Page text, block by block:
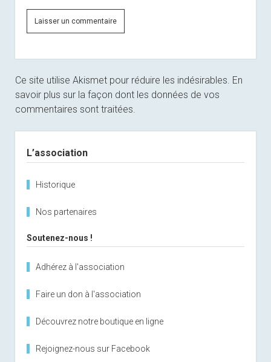
Ce site utilise Akismet pour réduire les indésirables. En
savoir plus sur la façon dont les données de vos
commentaires sont traitées.
L’association
Historique
Nos partenaires
Soutenez-nous !
Adhérez à l'association
Faire un don à l'association
Découvrez notre boutique en ligne
Rejoignez-nous sur Facebook